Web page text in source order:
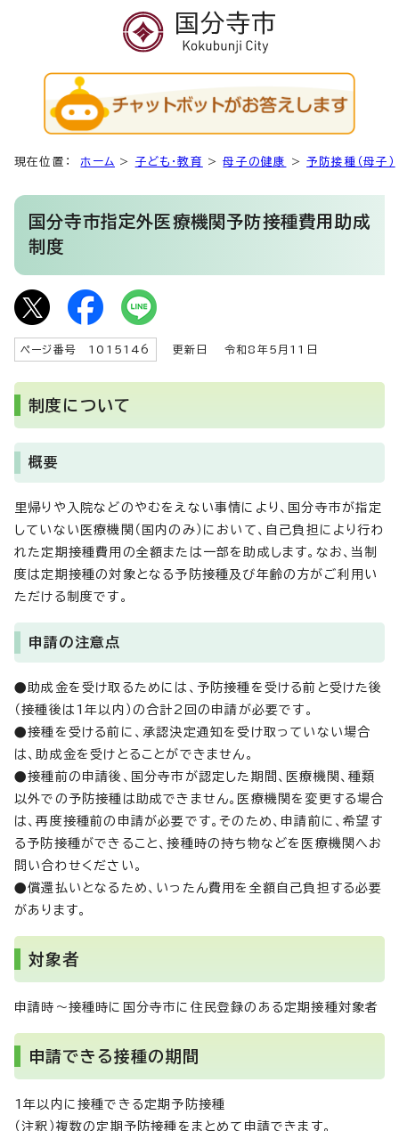
現在位置： ホーム > 子ども・教育 >母子の健康 >予防接種（母子）
国分寺市指定外医療機関予防接種費用助成
制度
ページ番号 1015146 更新日 令和8年5月11日
制度について
概要
里帰りや入院などのやむをえない事情により、国分寺市が指定
していない医療機関（国内のみ）において、自己負担により行わ
れた定期接種費用の全額または一部を助成します。なお、当制
度は定期接種の対象となる予防接種及び年齢の方がご利用い
ただける制度です。
申請の注意点
●助成金を受け取るためには、予防接種を受ける前と受けた後
（接種後は1年以内）の合計2回の申請が必要です。
●接種を受ける前に、承認決定通知を受け取っていない場合
は、助成金を受けとることができません。
●接種前の申請後、国分寺市が認定した期間、医療機関、種類
以外での予防接種は助成できません。医療機関を変更する場合
は、再度接種前の申請が必要です。そのため、申請前に、希望す
る予防接種ができること、接種時の持ち物などを医療機関へお
問い合わせください。
●償還払いとなるため、いったん費用を全額自己負担する必要
があります。
対象者
申請時～接種時に国分寺市に住民登録のある定期接種対象者
申請できる接種の期間
1年以内に接種できる定期予防接種
（注釈）複数の定期予防接種をまとめて申請できます。